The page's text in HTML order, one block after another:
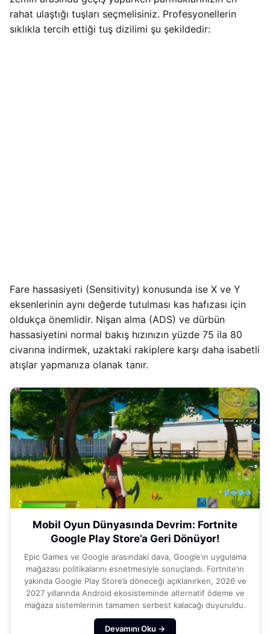
rahat ulaştığı tuşları seçmelisiniz. Profesyonellerin
sıklıkla tercih ettiği tuş dizilimi şu şekildedir:
Fare hassasiyeti (Sensitivity) konusunda ise X ve Y
eksenlerinin aynı değerde tutulması kas hafızası için
oldukça önemlidir. Nişan alma (ADS) ve dürbün
hassasiyetini normal bakış hızınızın yüzde 75 ila 80
civarına indirmek, uzaktaki rakiplere karşı daha isabetli
atışlar yapmanıza olanak tanır.
Mobil Oyun Dünyasında Devrim: Fortnite
Google Play Store’a Geri Dönüyor!
Epic Games ve Google arasındaki dava, Google’ın uygulama
mağazası politikalarını esnetmesiyle sonuçlandı. Fortnite’ın
yakında Google Play Store’a döneceği açıklanırken, 2026 ve
2027 yıllarında Android ekosisteminde alternatif ödeme ve
mağaza sistemlerinin tamamen serbest kalacağı duyuruldu.
Devamını Oku →